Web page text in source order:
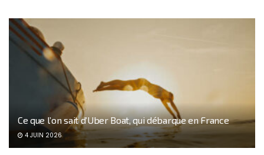
Ce que l’on sait d’Uber Boat, qui débarque en France
4 JUIN 2026